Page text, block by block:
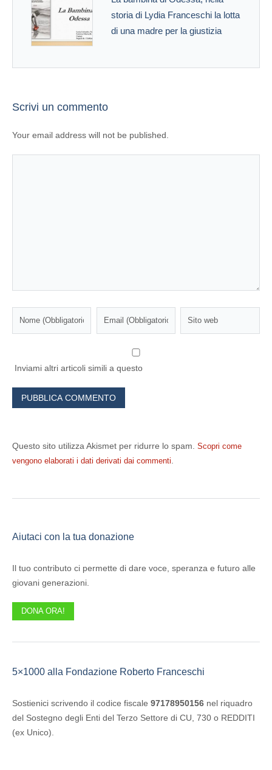
storia di Lydia Franceschi la lotta
di una madre per la giustizia
Scrivi un commento
Your email address will not be published.
Inviami altri articoli simili a questo
Questo sito utilizza Akismet per ridurre lo spam. Scopri come
vengono elaborati i dati derivati dai commenti
Aiutaci con la tua donazione
Il tuo contributo ci permette di dare voce, speranza e futuro alle
giovani generazioni.
DONA ORA!
5×1000 alla Fondazione Roberto Franceschi
Sostienici scrivendo il codice fiscale 97178950156 nel riquadro
del Sostegno degli Enti del Terzo Settore di CU, 730 o REDDITI
(ex Unico).